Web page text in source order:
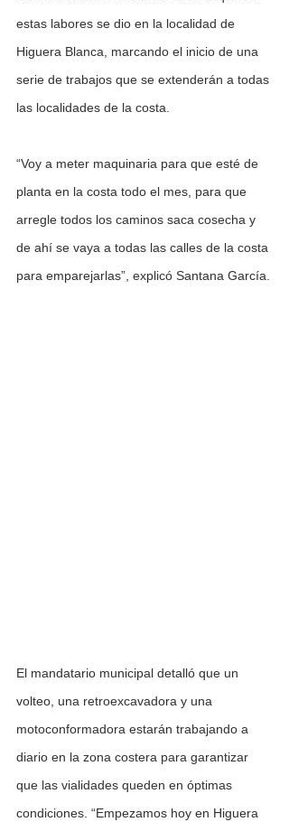
estas labores se dio en la localidad de
Higuera Blanca, marcando el inicio de una
serie de trabajos que se extenderán a todas
las localidades de la costa.
“Voy a meter maquinaria para que esté de
planta en la costa todo el mes, para que
arregle todos los caminos saca cosecha y
de ahí se vaya a todas las calles de la costa
para emparejarlas”, explicó Santana García.
El mandatario municipal detalló que un
volteo, una retroexcavadora y una
motoconformadora estarán trabajando a
diario en la zona costera para garantizar
que las vialidades queden en óptimas
condiciones. “Empezamos hoy en Higuera